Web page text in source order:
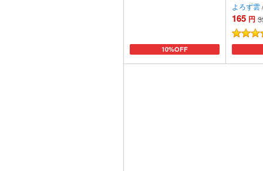
10%OFF
カートに追加
よろず雲/
165 円